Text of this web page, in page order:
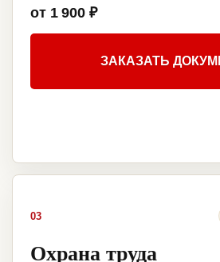
от 1 900 ₽
ЗАКАЗАТЬ
03
Охрана труда